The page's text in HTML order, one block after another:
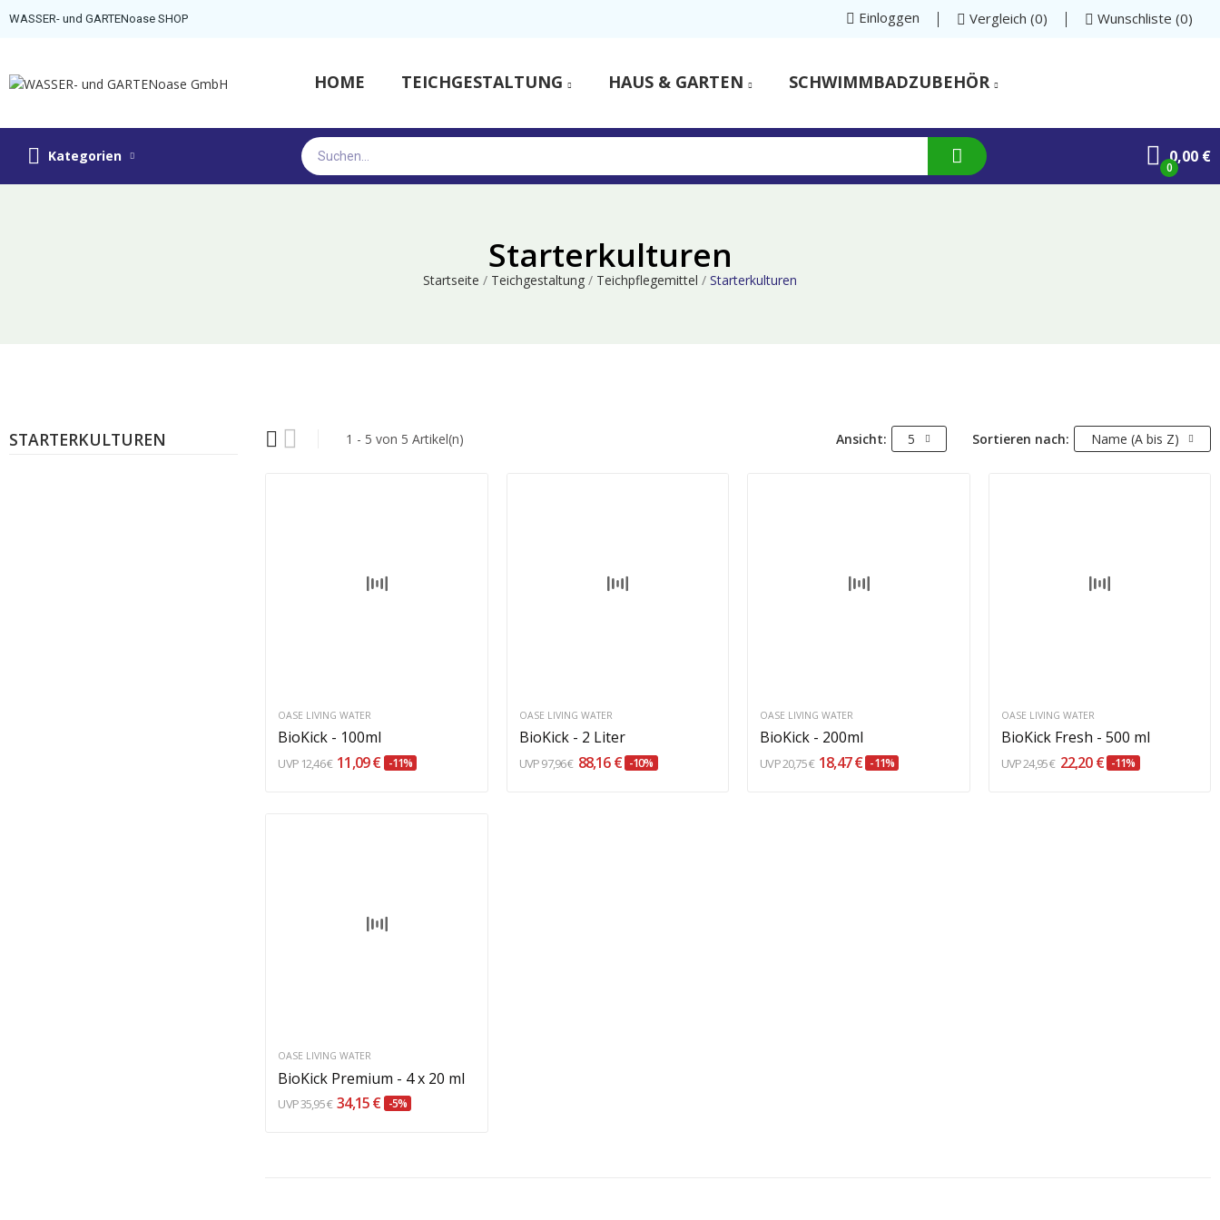
WASSER- und GARTENoase SHOP Einloggen Vergleich 0 Wunschliste 0
HOME TEICHGESTALTUNG HAUS & GARTEN SCHWIMMBADZUBEHÖR
Kategorien 0,00 €
0
Starterkulturen
Startseite Teichgestaltung Teichpflegemittel Starterkulturen
STARTERKULTUREN 1 - 5 von 5 Artikel(n) Ansicht: 5 Sortieren nach: Name (A bis Z)
OASE LIVING WATER
BioKick - 100ml
12,46 € 11,09 € -11%
OASE LIVING WATER
BioKick - 2 Liter
97,96 € 88,16 € -10%
OASE LIVING WATER
BioKick - 200ml
20,75 € 18,47 € -11%
OASE LIVING WATER
BioKick Fresh - 500 ml
24,95 € 22,20 € -11%
OASE LIVING WATER
BioKick Premium - 4 x 20 ml
35,95 € 34,15 € -5%